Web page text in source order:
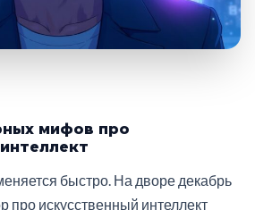
мифов про
быстро. На дворе декабрь
про искусственный интеллект